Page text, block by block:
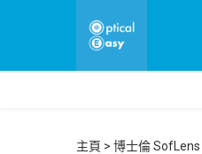
主頁 博士倫 SofLens